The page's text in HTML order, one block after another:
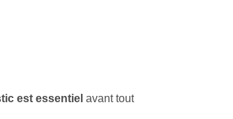
est essentiel avant tout